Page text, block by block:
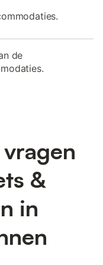
de
&
in